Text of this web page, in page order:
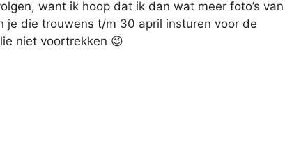
want ik hoop dat ik dan wat meer foto’s van
je die trouwens t/m 30 april insturen voor de
niet voortrekken 😉